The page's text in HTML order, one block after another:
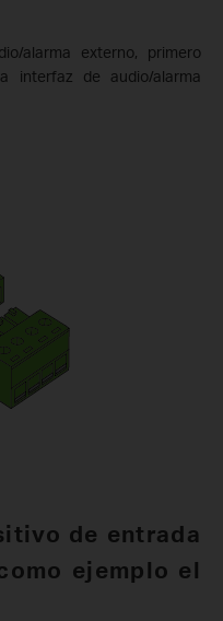
alarma externo, primero
interfaz de audio/alarma
de entrada
ejemplo el